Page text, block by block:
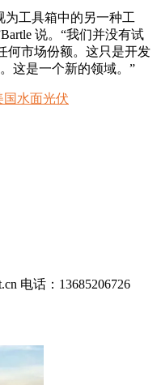
为工具箱中的另一种工
说。“我们并没有试
何市场份额。这只是开发
这是一个新的领域。”
国水面光伏
电话：13685206726